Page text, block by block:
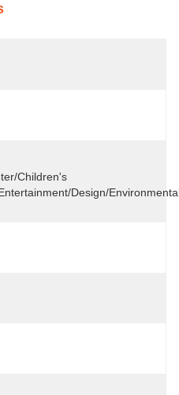
Children's
design/